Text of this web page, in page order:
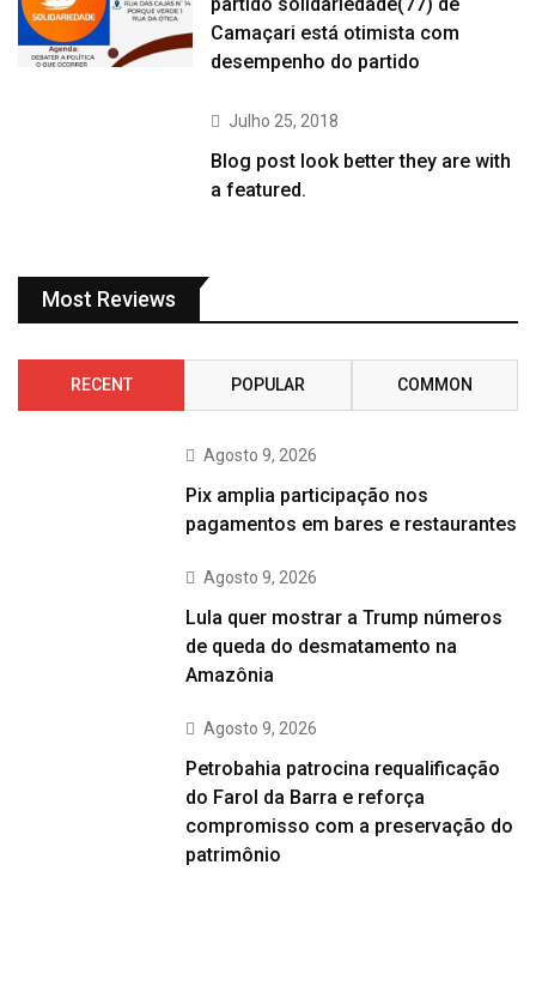
Camaçari está otimista com
desempenho do partido
Julho 25, 2018
Blog post look better they are with
a featured.
Most Reviews
RECENT POPULAR COMMON
Agosto 9, 2026
Pix amplia participação nos
pagamentos em bares e restaurantes
Agosto 9, 2026
Lula quer mostrar a Trump números
de queda do desmatamento na
Amazônia
Agosto 9, 2026
Petrobahia patrocina requalificação
do Farol da Barra e reforça
compromisso com a preservação do
patrimônio